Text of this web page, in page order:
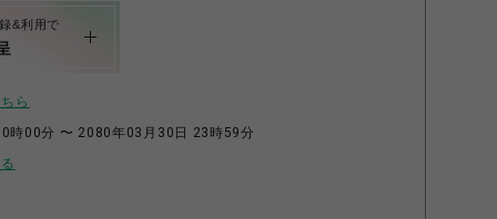
&利用で
ら
時00分 〜 2080年03月30日 23時59分